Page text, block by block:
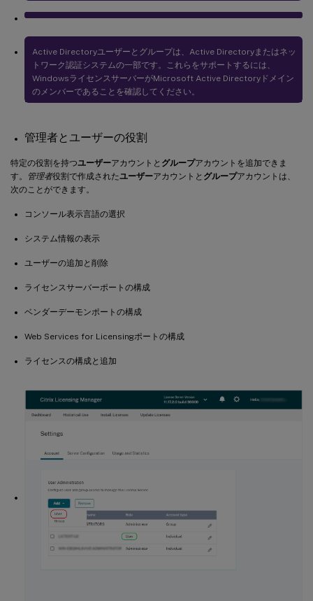
Active Directoryユーザーとグループは、Active Directoryまたはネッ
トワーク認証システムの一部です。これらをサポートするには、
WindowsライセンスサーバーがMicrosoft Active Directoryドメイン
のメンバーであることを確認してください。
管理者とユーザーの役割
特定の役割を持つユーザーアカウントと グループアカウントを追加できま
す。
管理者役割で作成されたユーザーアカウントと グループアカウントは、
次のことができます。
コンソール表示言語の選択
システム情報の表示
ユーザーの追加と削除
ライセンスサーバーポートの構成
ベンダーデーモンポートの構成
Web Services for Licensingポートの構成
ライセンスの構成と追加